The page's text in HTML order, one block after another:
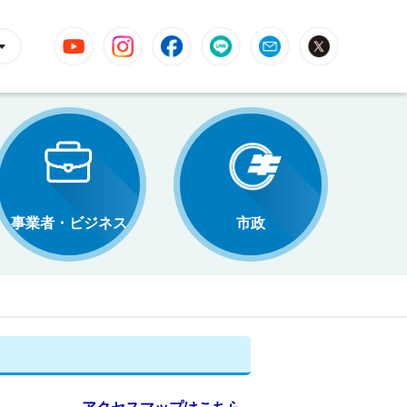
YouTube InstagramFacebookLINE Mail
事業者・ビジネス 市政